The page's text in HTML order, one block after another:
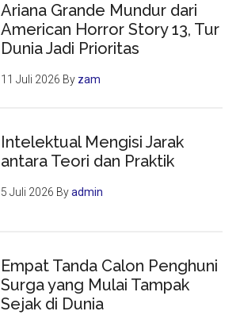
Ariana Grande Mundur dari
American Horror Story 13, Tur
Dunia Jadi Prioritas
11 Juli 2026 By zam
Intelektual Mengisi Jarak
antara Teori dan Praktik
5 Juli 2026 Byadmin
Empat Tanda Calon Penghuni
Surga yang Mulai Tampak
Sejak di Dunia